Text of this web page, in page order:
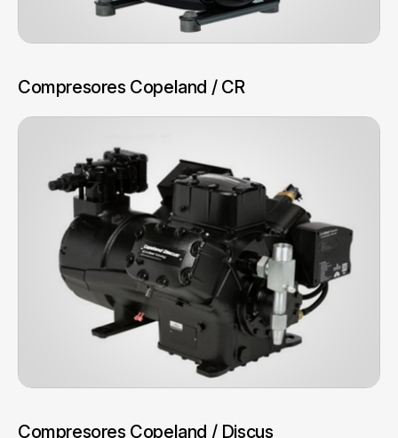
Compresores Copeland / CR
Compresores Copeland / Discus